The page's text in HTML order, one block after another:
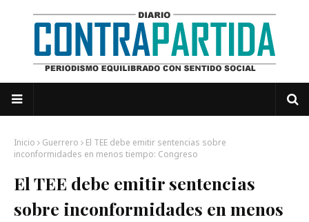
Inicio Guerrero
El TEE debe emitir sentencias sobre
inconformidades en menos tiempo: Congreso
El TEE debe emitir sentencias
sobre inconformidades en menos